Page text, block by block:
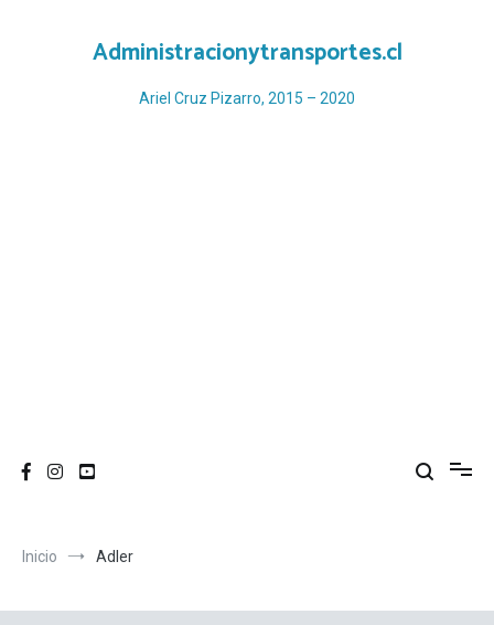
Administracionytransportes.cl
Ariel Cruz Pizarro, 2015 – 2020
Inicio Adler